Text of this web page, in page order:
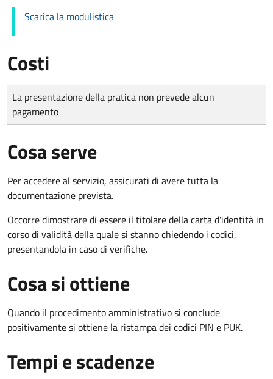
Scarica la modulistica
Costi
Tipo di pagamento
Importo
La presentazione della pratica non prevede alcun
pagamento
Cosa serve
Per accedere al servizio, assicurati di avere tutta la
documentazione prevista.
Occorre dimostrare di essere il titolare della carta d'identità in
corso di validità della quale si stanno chiedendo i codici,
presentandola in caso di verifiche.
Cosa si ottiene
Quando il procedimento amministrativo si conclude
positivamente si ottiene la ristampa dei codici PIN e PUK.
Tempi e scadenze